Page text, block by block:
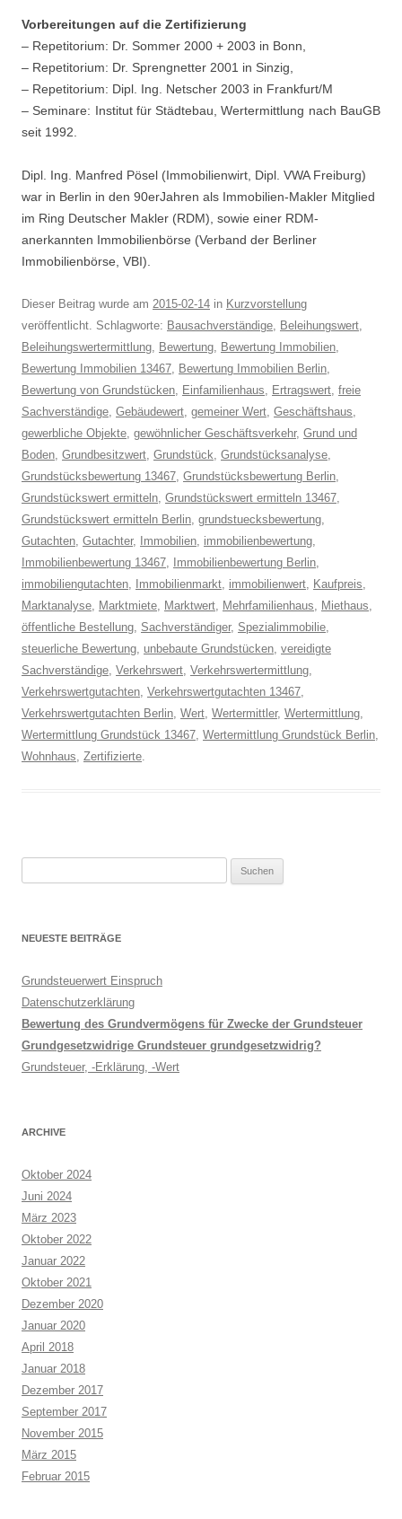
Vorbereitungen auf die Zertifizierung
– Repetitorium: Dr. Sommer 2000 + 2003 in Bonn,
– Repetitorium: Dr. Sprengnetter 2001 in Sinzig,
– Repetitorium: Dipl. Ing. Netscher 2003 in Frankfurt/M
– Seminare: Institut für Städtebau, Wertermittlung nach BauGB
seit 1992.
Dipl. Ing. Manfred Pösel (Immobilienwirt, Dipl. VWA Freiburg)
war in Berlin in den 90erJahren als Immobilien-Makler Mitglied
im Ring Deutscher Makler (RDM), sowie einer RDM-
anerkannten Immobilienbörse (Verband der Berliner
Immobilienbörse, VBI).
Dieser Beitrag wurde am 2015-02-14 in Kurzvorstellung
veröffentlicht. Schlagworte: Bausachverständige Beleihungswert
Beleihungswertermittlung Bewertung Bewertung Immobilien
Bewertung Immobilien 13467 Bewertung Immobilien Berlin
Bewertung von Grundstücken Einfamilienhaus Ertragswert freie
Sachverständige Gebäudewert gemeiner Wert Geschäftshaus
gewerbliche Objekte gewöhnlicher Geschäftsverkehr, Grund und
Boden Grundbesitzwert Grundstück Grundstücksanalyse
Grundstücksbewertung 13467 Grundstücksbewertung Berlin
Grundstückswert ermitteln Grundstückswert ermitteln 13467
Grundstückswert ermitteln Berlin grundstuecksbewertung
Gutachten Gutachter, Immobilien immobilienbewertung
Immobilienbewertung 13467 Immobilienbewertung Berlin
immobiliengutachten Immobilienmarkt immobilienwert Kaufpreis
Marktanalyse Marktmiete Marktwert Mehrfamilienhaus Miethaus
öffentliche Bestellung Sachverständiger, Spezialimmobilie
steuerliche Bewertung unbebaute Grundstücken vereidigte
Sachverständige Verkehrswert Verkehrswertermittlung
Verkehrswertgutachten Verkehrswertgutachten 13467
Verkehrswertgutachten Berlin Wert Wertermittler, Wertermittlung
Wertermittlung Grundstück 13467 Wertermittlung Grundstück Berlin
Wohnhaus Zertifizierte
nach:
NEUESTE BEITRÄGE
Grundsteuerwert Einspruch
Datenschutzerklärung
Bewertung des Grundvermögens für Zwecke der Grundsteuer
Grundgesetzwidrige Grundsteuer grundgesetzwidrig?
Grundsteuer, -Erklärung, -Wert
ARCHIVE
Oktober 2024
Juni 2024
März 2023
Oktober 2022
Januar 2022
Oktober 2021
Dezember 2020
Januar 2020
April 2018
Januar 2018
Dezember 2017
September 2017
November 2015
März 2015
Februar 2015